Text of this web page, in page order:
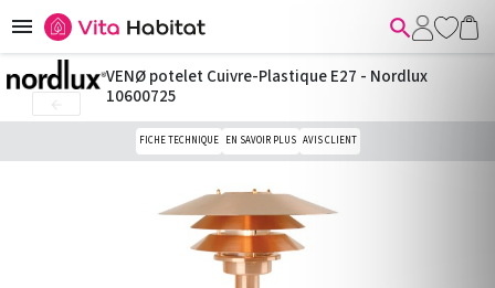
 
VENØ potelet Cuivre-Plastique E27 - Nordlux
10600725
FICHE TECHNIQUE EN SAVOIR PLUS AVIS CLIENT